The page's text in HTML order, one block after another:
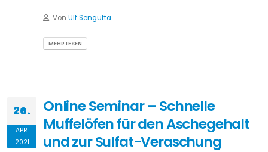
Von Ulf Sengutta
MEHR LESEN
26.
APR.
2021
Online Seminar – Schnelle
Muffelöfen für den Aschegehalt
und zur Sulfat-Veraschung